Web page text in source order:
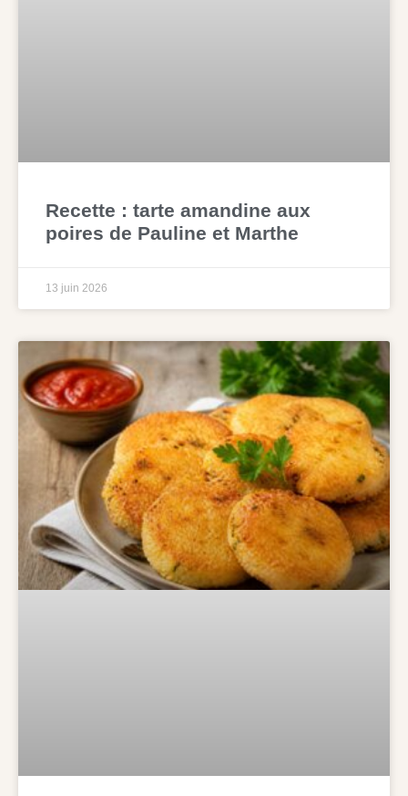
Recette : tarte amandine aux
poires de Pauline et Marthe
13 juin 2026